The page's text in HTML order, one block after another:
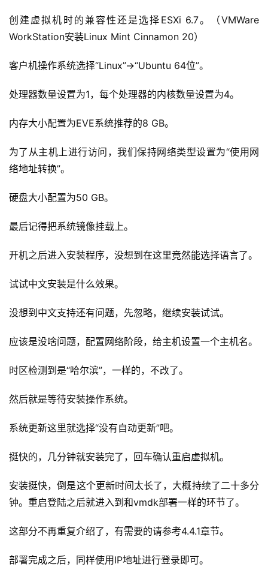
创建虚拟机时的兼容性还是选择ESXi 6.7。（VMWare
WorkStation安装Linux Mint Cinnamon 20）
客户机操作系统选择“Linux”→“Ubuntu 64位”。
处理器数量设置为1，每个处理器的内核数量设置为4。
内存大小配置为EVE系统推荐的8 GB。
为了从主机上进行访问，我们保持网络类型设置为“使用网
络地址转换”。
硬盘大小配置为50 GB。
最后记得把系统镜像挂载上。
开机之后进入安装程序，没想到在这里竟然能选择语言了。
试试中文安装是什么效果。
没想到中文支持还有问题，先忽略，继续安装试试。
应该是没啥问题，配置网络阶段，给主机设置一个主机名。
时区检测到是“哈尔滨”，一样的，不改了。
然后就是等待安装操作系统。
系统更新这里就选择“没有自动更新”吧。
挺快的，几分钟就安装完了，回车确认重启虚拟机。
安装挺快，倒是这个更新时间太长了，大概持续了二十多分
钟。重启登陆之后就进入到和vmdk部署一样的环节了。
这部分不再重复介绍了，有需要的请参考4.4.1章节。
部署完成之后，同样使用IP地址进行登录即可。